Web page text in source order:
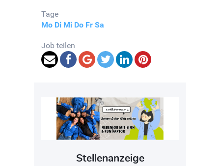
Tage
Mo Di Mi Do Fr Sa
Job teilen
Stellenanzeige